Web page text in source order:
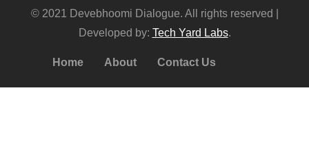
© 2021 Devebhoomi Dialogue. All rights reserved |
Developed by: Tech Yard Labs.
Home About Contact Us